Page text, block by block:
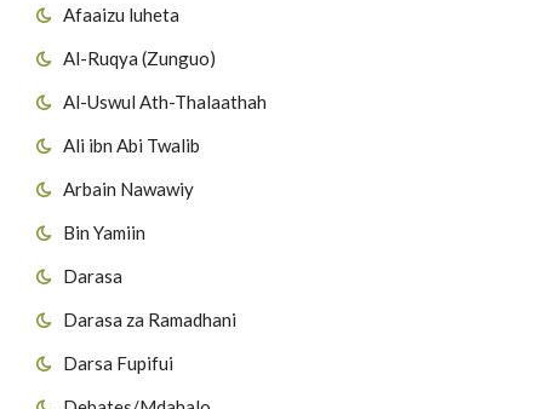
Afaaizu luheta
Al-Ruqya (Zunguo)
Al-Uswul Ath-Thalaathah
Ali ibn Abi Twalib
Arbain Nawawiy
Bin Yamiin
Darasa
Darasa za Ramadhani
Darsa Fupifui